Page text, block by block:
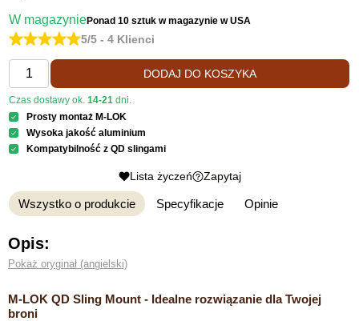
W magazyniePonad 10 sztukw magazynie w USA
5/5 - 4 Klienci
DODAJ DO KOSZYKA
Czas dostawy ok.14-21 dni.
Prosty montaż M-LOK
Wysoka jakość aluminium
Kompatybilność z QD slingami
Lista życzeń Zapytaj
Wszystko o produkcie Specyfikacje Opinie
Opis:
Pokaż oryginał (angielski)
M-LOK QD Sling Mount - Idealne rozwiązanie dla Twojej
broni